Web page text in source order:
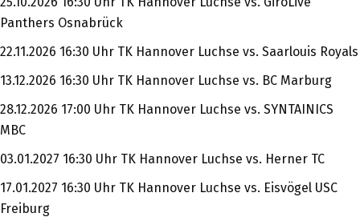
Panthers Osnabrück
22.11.2026 16:30 Uhr TK Hannover Luchse vs. Saarlouis Royals
13.12.2026 16:30 Uhr TK Hannover Luchse vs. BC Marburg
28.12.2026 17:00 Uhr TK Hannover Luchse vs. SYNTAINICS
MBC
03.01.2027 16:30 Uhr TK Hannover Luchse vs. Herner TC
17.01.2027 16:30 Uhr TK Hannover Luchse vs. Eisvögel USC
Freiburg